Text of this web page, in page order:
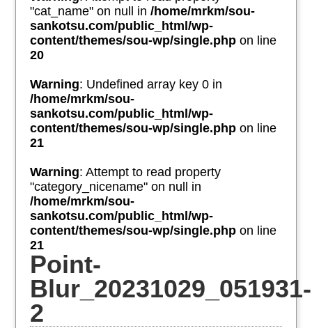
"cat_name" on null in/home/mrkm/sou-
sankotsu.com/public_html/wp-
content/themes/sou-wp/single.php on line
20
Warning: Undefined array key 0 in
/home/mrkm/sou-
sankotsu.com/public_html/wp-
content/themes/sou-wp/single.php on line
21
Warning: Attempt to read property
"category_nicename" on null in
/home/mrkm/sou-
sankotsu.com/public_html/wp-
content/themes/sou-wp/single.php on line
21
Point-
Blur_20231029_051931-
2